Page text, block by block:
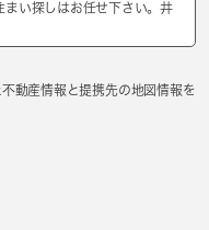
まい探しはお任せ下さい。井
動産情報と提携先の地図情報を